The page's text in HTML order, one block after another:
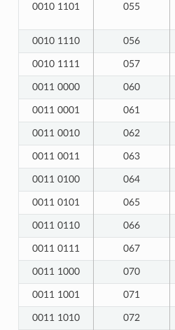
0010 1101 055
0010 1110 056
0010 1111 057
0011 0000 060
0011 0001 061
0011 0010 062
0011 0011 063
0011 0100 064
0011 0101 065
0011 0110 066
0011 0111 067
0011 1000 070
0011 1001 071
0011 1010 072